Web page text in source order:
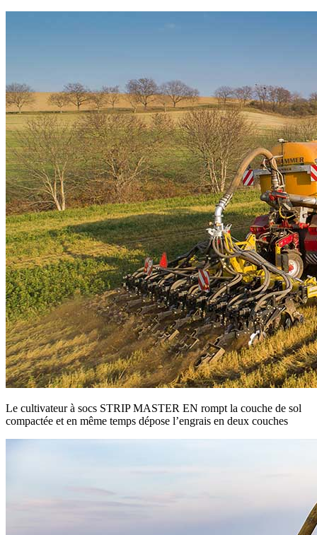
Le cultivateur à socs STRIP MASTER EN rompt la couche de sol
compactée et en même temps dépose l’engrais en deux couches